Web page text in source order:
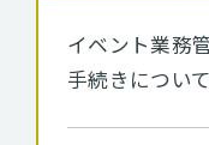
イベント業務
手続きについて